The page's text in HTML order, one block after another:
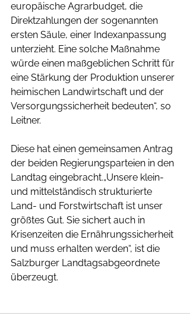
europäische Agrarbudget, die
Direktzahlungen der sogenannten
ersten Säule, einer Indexanpassung
unterzieht. Eine solche Maßnahme
würde einen maßgeblichen Schritt für
eine Stärkung der Produktion unserer
heimischen Landwirtschaft und der
Versorgungssicherheit bedeuten“, so
Leitner.
Diese hat einen gemeinsamen Antrag
der beiden Regierungsparteien in den
Landtag eingebracht.„Unsere klein-
und mittelständisch strukturierte
Land- und Forstwirtschaft ist unser
größtes Gut. Sie sichert auch in
Krisenzeiten die Ernährungssicherheit
und muss erhalten werden“, ist die
Salzburger Landtagsabgeordnete
überzeugt.